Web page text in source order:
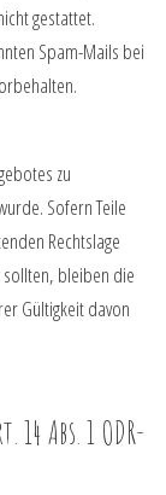
gestattet.
Spam-Mails bei
zu
Sofern Teile
Rechtslage
bleiben die
Gültigkeit davon
Abs. 1 ODR-